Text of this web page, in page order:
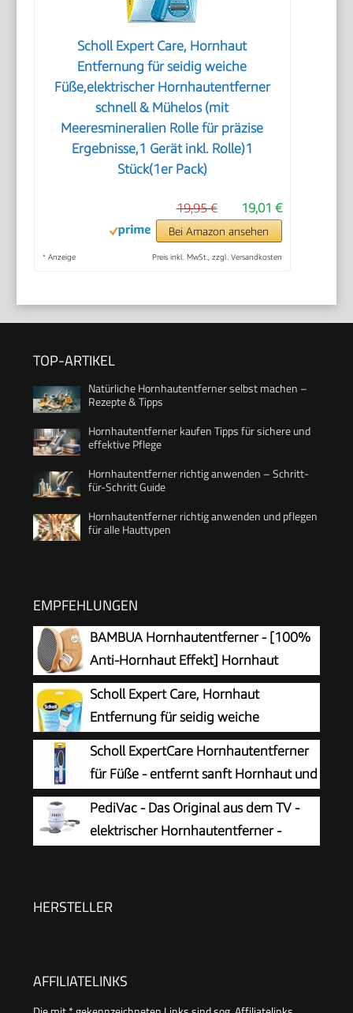
Scholl Expert Care, Hornhaut
Entfernung für seidig weiche
Füße,elektrischer Hornhautentferner
schnell & Mühelos (mit
Meeresmineralien Rolle für präzise
Ergebnisse,1 Gerät inkl. Rolle)1
Stück(1er Pack)
19,01 €
19,95 €
Bei Amazon ansehen
* Anzeige Preis inkl. MwSt., zzgl. Versandkosten
TOP-ARTIKEL
Natürliche Hornhautentferner selbst machen –
Rezepte & Tipps
Hornhautentferner kaufen Tipps für sichere und
effektive Pflege
Hornhautentferner richtig anwenden – Schritt-
für-Schritt Guide
Hornhautentferner richtig anwenden und pflegen
für alle Hauttypen
EMPFEHLUNGEN
BAMBUA Hornhautentferner - [100%
Anti-Hornhaut Effekt] Hornhaut
Entfernen Fuß - Zur Fußpflege für
schöne Füße - Effektives Nano Glas -
Professionelle Pediküre - Premium Bimsstein
Fußpflege (Schwarz)
Scholl Expert Care, Hornhaut
Entfernung für seidig weiche
Füße,elektrischer Hornhautentferner
schnell & Mühelos (mit
Meeresmineralien Rolle für präzise Ergebnisse,1
Gerät inkl. Rolle)1 Stück(1er Pack)
Scholl ExpertCare Hornhautentferner
für Füße - entfernt sanft Hornhaut und
raue Haut, mit grober und feiner
Reibefläche, effektive Fußpflege für sofort
weiche Füße, waschbar und wiederverwendbar
PediVac - Das Original aus dem TV -
elektrischer Hornhautentferner -
Aufsätze [grob & fein]
HERSTELLER
AFFILIATELINKS